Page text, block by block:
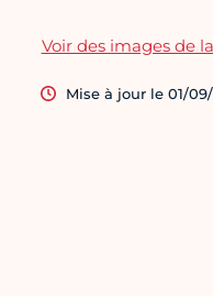
Voir des images de
Mise à jour le 01/